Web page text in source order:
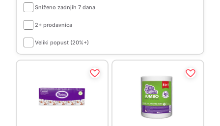
Sniženo zadnjih 7 dana
2+ prodavnica
Veliki popust (20%+)